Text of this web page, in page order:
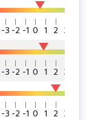
-3 -2 -1 0 1 2 3
-3 -2 -1 0 1 2 3
-3 -2 -1 0 1 2 3